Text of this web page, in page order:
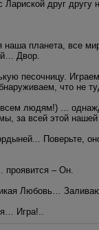
друг другу
планета, все
Двор.
песочницу.
что не
людям!) ...
за всей этой
Поверьте,
проявится – Он.
Любовь…
Игра!..